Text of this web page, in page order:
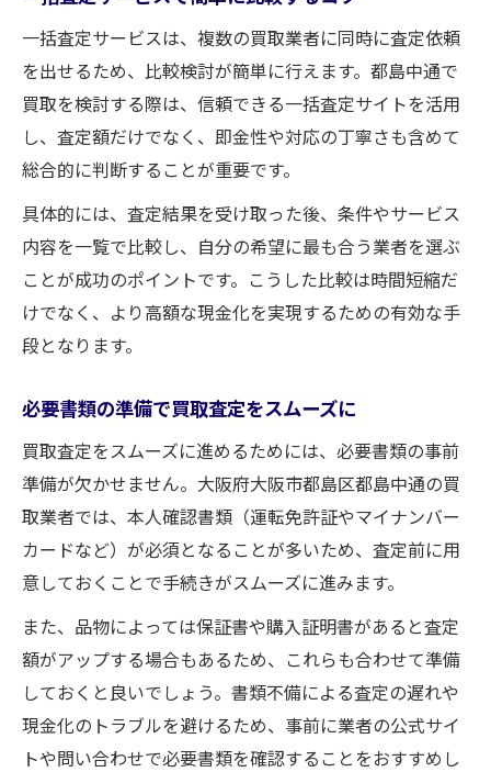
一括査定サービスは、複数の買取業者に同時に査定依頼
を出せるため、比較検討が簡単に行えます。都島中通で
買取を検討する際は、信頼できる一括査定サイトを活用
し、査定額だけでなく、即金性や対応の丁寧さも含めて
総合的に判断することが重要です。
具体的には、査定結果を受け取った後、条件やサービス
内容を一覧で比較し、自分の希望に最も合う業者を選ぶ
ことが成功のポイントです。こうした比較は時間短縮だ
けでなく、より高額な現金化を実現するための有効な手
段となります。
必要書類の準備で買取査定をスムーズに
買取査定をスムーズに進めるためには、必要書類の事前
準備が欠かせません。大阪府大阪市都島区都島中通の買
取業者では、本人確認書類（運転免許証やマイナンバー
カードなど）が必須となることが多いため、査定前に用
意しておくことで手続きがスムーズに進みます。
また、品物によっては保証書や購入証明書があると査定
額がアップする場合もあるため、これらも合わせて準備
しておくと良いでしょう。書類不備による査定の遅れや
現金化のトラブルを避けるため、事前に業者の公式サイ
トや問い合わせで必要書類を確認することをおすすめし